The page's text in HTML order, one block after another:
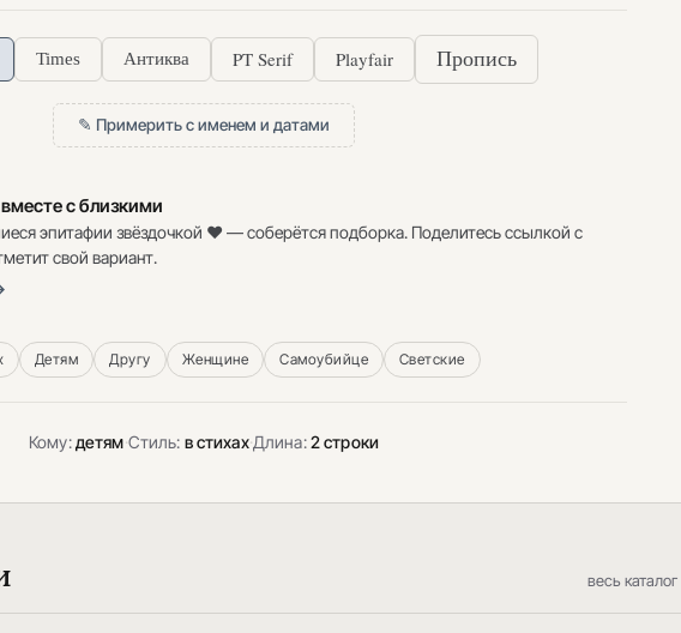
Times Антиква PT Serif Playfair Пропись
✎ Примерить с именем и датами
с близкими
эпитафии звёздочкой ♥ — соберётся подборка. Поделитесь ссылкой с
свой вариант.
Детям Другу Женщине Самоубийце Светские
Кому:детям·Стиль: в стихах·Длина:2 строки
весь